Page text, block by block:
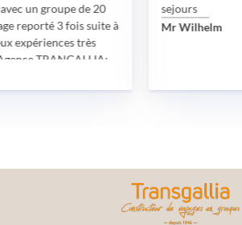
groupe de 20
3 fois suite à
très
de
Mr Wilhelm